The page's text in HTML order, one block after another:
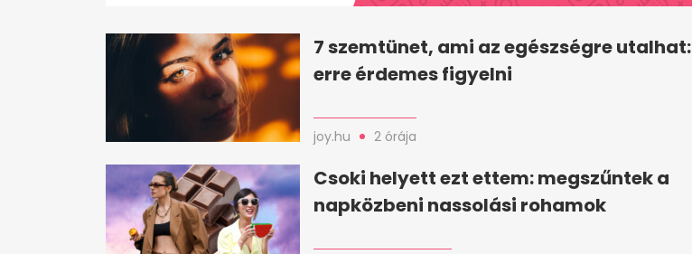
0%
7 szemtünet, ami az egészségre utalhat:
erre érdemes figyelni
joy.hu 2 órája
Csoki helyett ezt ettem: megszűntek a
napközbeni nassolási rohamok